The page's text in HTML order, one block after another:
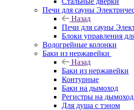
Печи для сауны
Назад
Печи для сауны
Блоки управления
Водогрейные колонки
Баки из нержавейки
Назад
Баки из нержавейки
Контурные
Баки на дымоход
Регистры на
Для душа с тэном